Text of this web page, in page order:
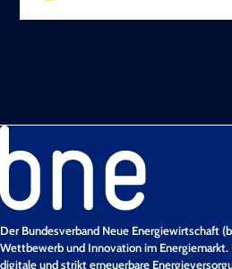
Der Bundesverband Neue Energiewirtschaft
Wettbewerb und Innovation im
digitale und strikt erneuerbare